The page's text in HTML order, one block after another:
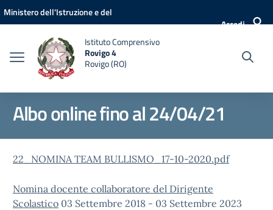
Vai ai contenuti
Vai al menu di navigazione
Vai al footer
Ministero dell'Istruzione e del
Accedi
Istituto Comprensivo
Rovigo 4
Rovigo (RO)
Albo online fino al 24/04/21
22_NOMINA TEAM BULLISMO_17-10-2020.pdf
Nomina docente collaboratore del Dirigente
Scolastico 03 Settembre 2018 - 03 Settembre 2023